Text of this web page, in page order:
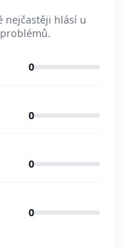
nejčastěji hlásí u
0
0
0
0